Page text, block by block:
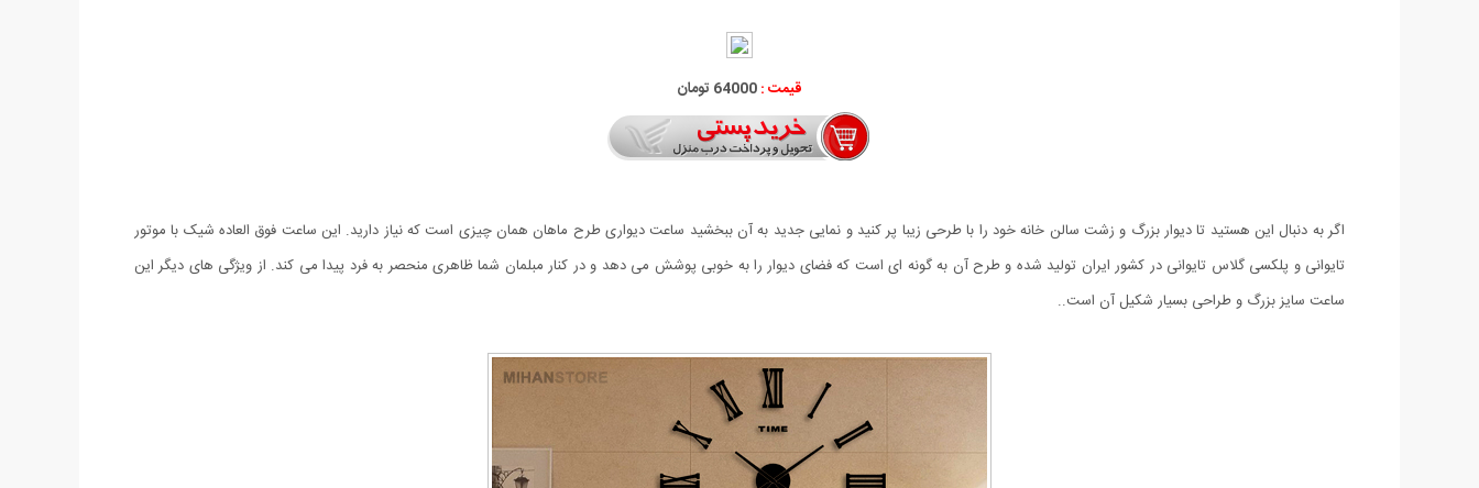
قیمت :64000 تومان
اگر به دنبال این هستید تا دیوار بزرگ و زشت سالن خانه خود را با طرحی زیبا پر کنید و نمایی جدید به آن ببخشید ساعت دیواری طرح ماهان همان چیزی است که نیاز دارید. این ساعت فوق العاده شیک با موتور
تایوانی و پلکسی گلاس تایوانی در کشور ایران تولید شده و طرح آن به گونه ای است که فضای دیوار را به خوبی پوشش می دهد و در کنار مبلمان شما ظاهری منحصر به فرد پیدا می کند. از ویژگی های دیگر این
ساعت سایز بزرگ و طراحی بسیار شکیل آن است..